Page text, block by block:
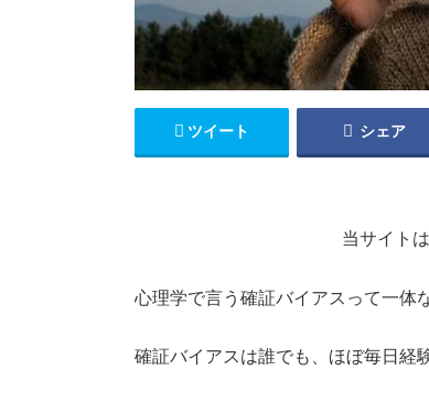
ツイート シェア
当サイト
心理学で言う確証バイアスって一体
確証バイアスは誰でも、ほぼ毎日経